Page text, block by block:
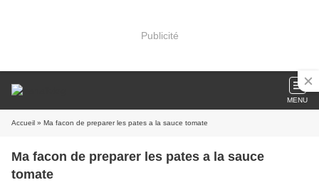
Publicité
MENU
Accueil » Ma facon de preparer les pates a la sauce tomate
Ma facon de preparer les pates a la sauce
tomate